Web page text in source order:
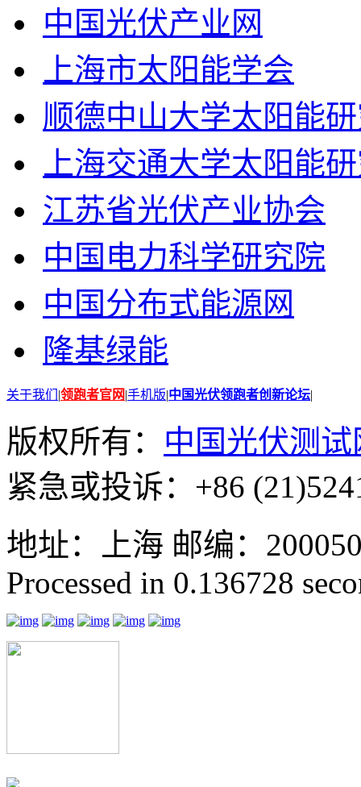
中国光伏产业网
上海市太阳能学会
顺德中山大学太阳能
上海交通大学太阳能
江苏省光伏产业协会
中国电力科学研究院
中国分布式能源网
隆基绿能
关于我们 |领跑者官网|手机版|中国光伏领跑者创新论坛|
版权所有： 中国光伏测试
紧急或投诉：+86
地址：上海 邮编：
Processed in 0.136728